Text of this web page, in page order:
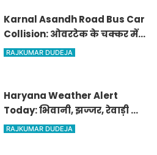
Karnal Asandh Road Bus Car
Collision: ओवरटेक के चक्कर में
प्राइवेट बस ने स्विफ्ट कार को मारी
RAJKUMAR DUDEJA
Haryana Weather Alert
Today: भिवानी, झज्जर, रेवाड़ी और
यमुनानगर में बारिश का येलो
RAJKUMAR DUDEJA